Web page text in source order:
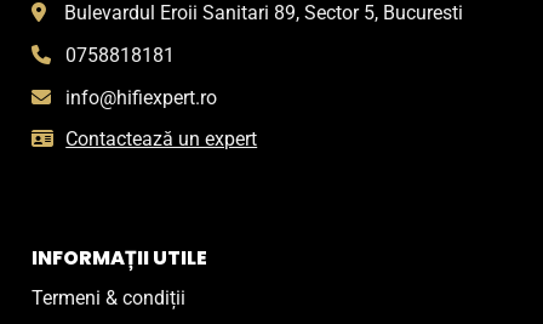
Bulevardul Eroii Sanitari 89, Sector 5, Bucuresti
0758818181
info@hifiexpert.ro
Contactează un expert
INFORMAȚII UTILE
Termeni & condiții